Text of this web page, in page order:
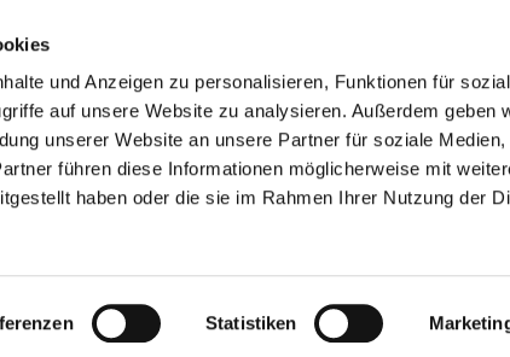
und Anzeigen zu personalisieren, Funktionen für
auf unsere Website zu analysieren. Außerdem geben
unserer Website an unsere Partner für soziale Medien,
führen diese Informationen möglicherweise mit
haben oder die sie im Rahmen Ihrer Nutzung der
Statistiken
Platz 1
1461
in-oe.de